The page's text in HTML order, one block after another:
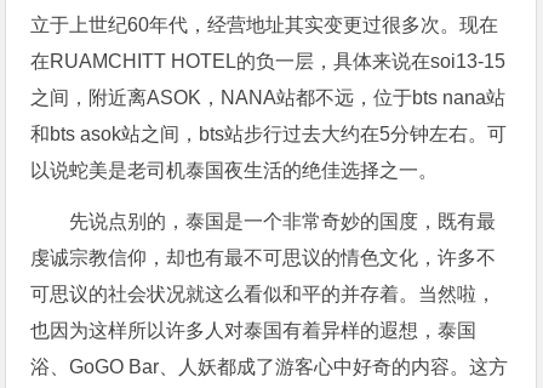
立于上世纪60年代，经营地址其实变更过很多次。现在
在RUAMCHITT HOTEL的负一层，具体来说在soi13-15
之间，附近离ASOK，NANA站都不远，位于bts nana站
和bts asok站之间，bts站步行过去大约在5分钟左右。可
以说蛇美是老司机泰国夜生活的绝佳选择之一。
先说点别的，泰国是一个非常奇妙的国度，既有最
虔诚宗教信仰，却也有最不可思议的情色文化，许多不
可思议的社会状况就这么看似和平的并存着。当然啦，
也因为这样所以许多人对泰国有着异样的遐想，泰国
浴、GoGO Bar、人妖都成了游客心中好奇的内容。这方